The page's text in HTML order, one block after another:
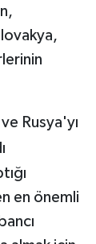
Rusya'yı
en önemli